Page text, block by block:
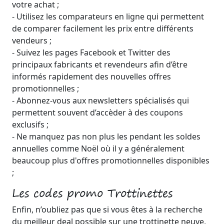
votre achat ;
- Utilisez les comparateurs en ligne qui permettent
de comparer facilement les prix entre différents
vendeurs ;
- Suivez les pages Facebook et Twitter des
principaux fabricants et revendeurs afin d’être
informés rapidement des nouvelles offres
promotionnelles ;
- Abonnez-vous aux newsletters spécialisés qui
permettent souvent d’accèder à des coupons
exclusifs ;
- Ne manquez pas non plus les pendant les soldes
annuelles comme Noël où il y a généralement
beaucoup plus d'offres promotionnelles disponibles
;
Les codes promo Trottinettes
Enfin, n’oubliez pas que si vous êtes à la recherche
du meilleur deal possible sur une trottinette neuve,